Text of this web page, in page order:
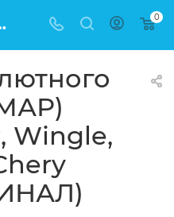
в Москве по низкой цене 0
Wingle,